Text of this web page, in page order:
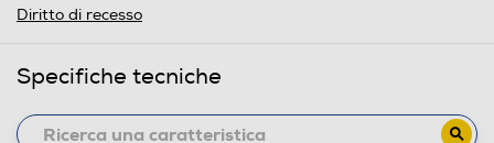
Diritto di recesso
Specifiche tecniche